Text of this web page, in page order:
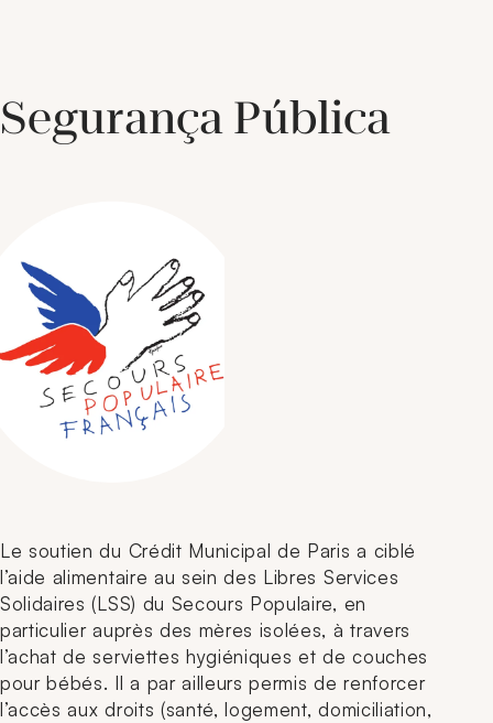
Segurança Pública
Le soutien du Crédit Municipal de Paris a ciblé
l’aide alimentaire au sein des Libres Services
Solidaires (LSS) du Secours Populaire, en
particulier auprès des mères isolées, à travers
l’achat de serviettes hygiéniques et de couches
pour bébés. Il a par ailleurs permis de renforcer
l’accès aux droits (santé, logement, domiciliation,